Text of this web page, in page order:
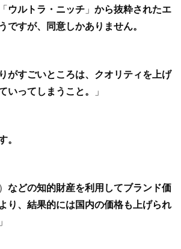
「 ウルトラ・ニッチ 」 から抜粋されたエ
ですが、同意しかありません。
がすごいところは、クオリティを上げ
いってしまうこと。
」
。
） などの知的財産を利用してブランド価
り、結果的には国内の価格も上げられ
」